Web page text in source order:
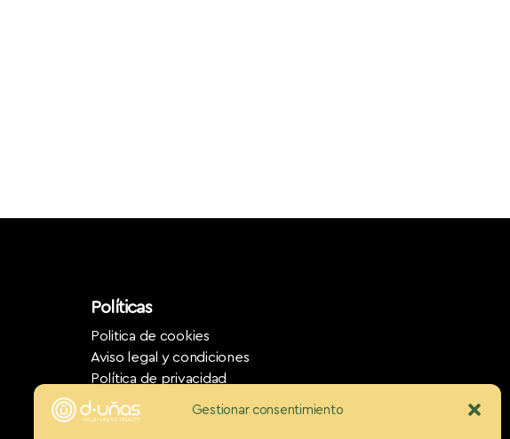
Gestionar consentimiento
Políticas
Politica de cookies
Aviso legal y condiciones
Política de privacidad